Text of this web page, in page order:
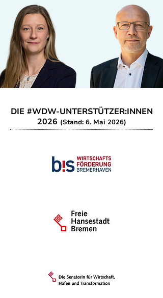
DIE #WDW-UNTERSTÜTZER:INNEN
2026 (Stand: 6. Mai 2026)